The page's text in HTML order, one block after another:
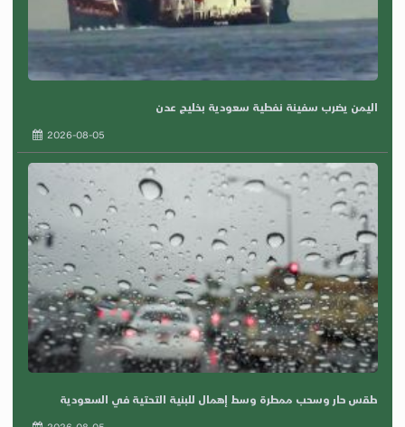
اليمن يضرب سفينة نفطية سعودية بخليج عدن
2026-08-05
طقس حار وسحب ممطرة وسط إهمال للبنية التحتية في السعودية